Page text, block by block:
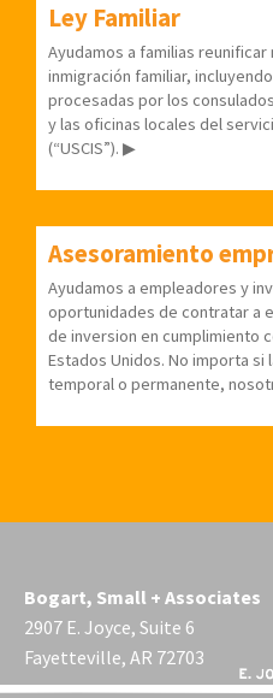
Ley Familiar
Ayudamos a familias
inmigración familiar,
procesadas por los
y las oficinas locales del
(“USCIS”). ▶
Asesoramiento
Ayudamos a empleadores y
oportunidades de contratar a
de inversion en cumplimiento
Estados Unidos. No importa si
temporal o permanente,
Bogart, Small + Associates
2907 E. Joyce, Suite 6
Fayetteville, AR 72703